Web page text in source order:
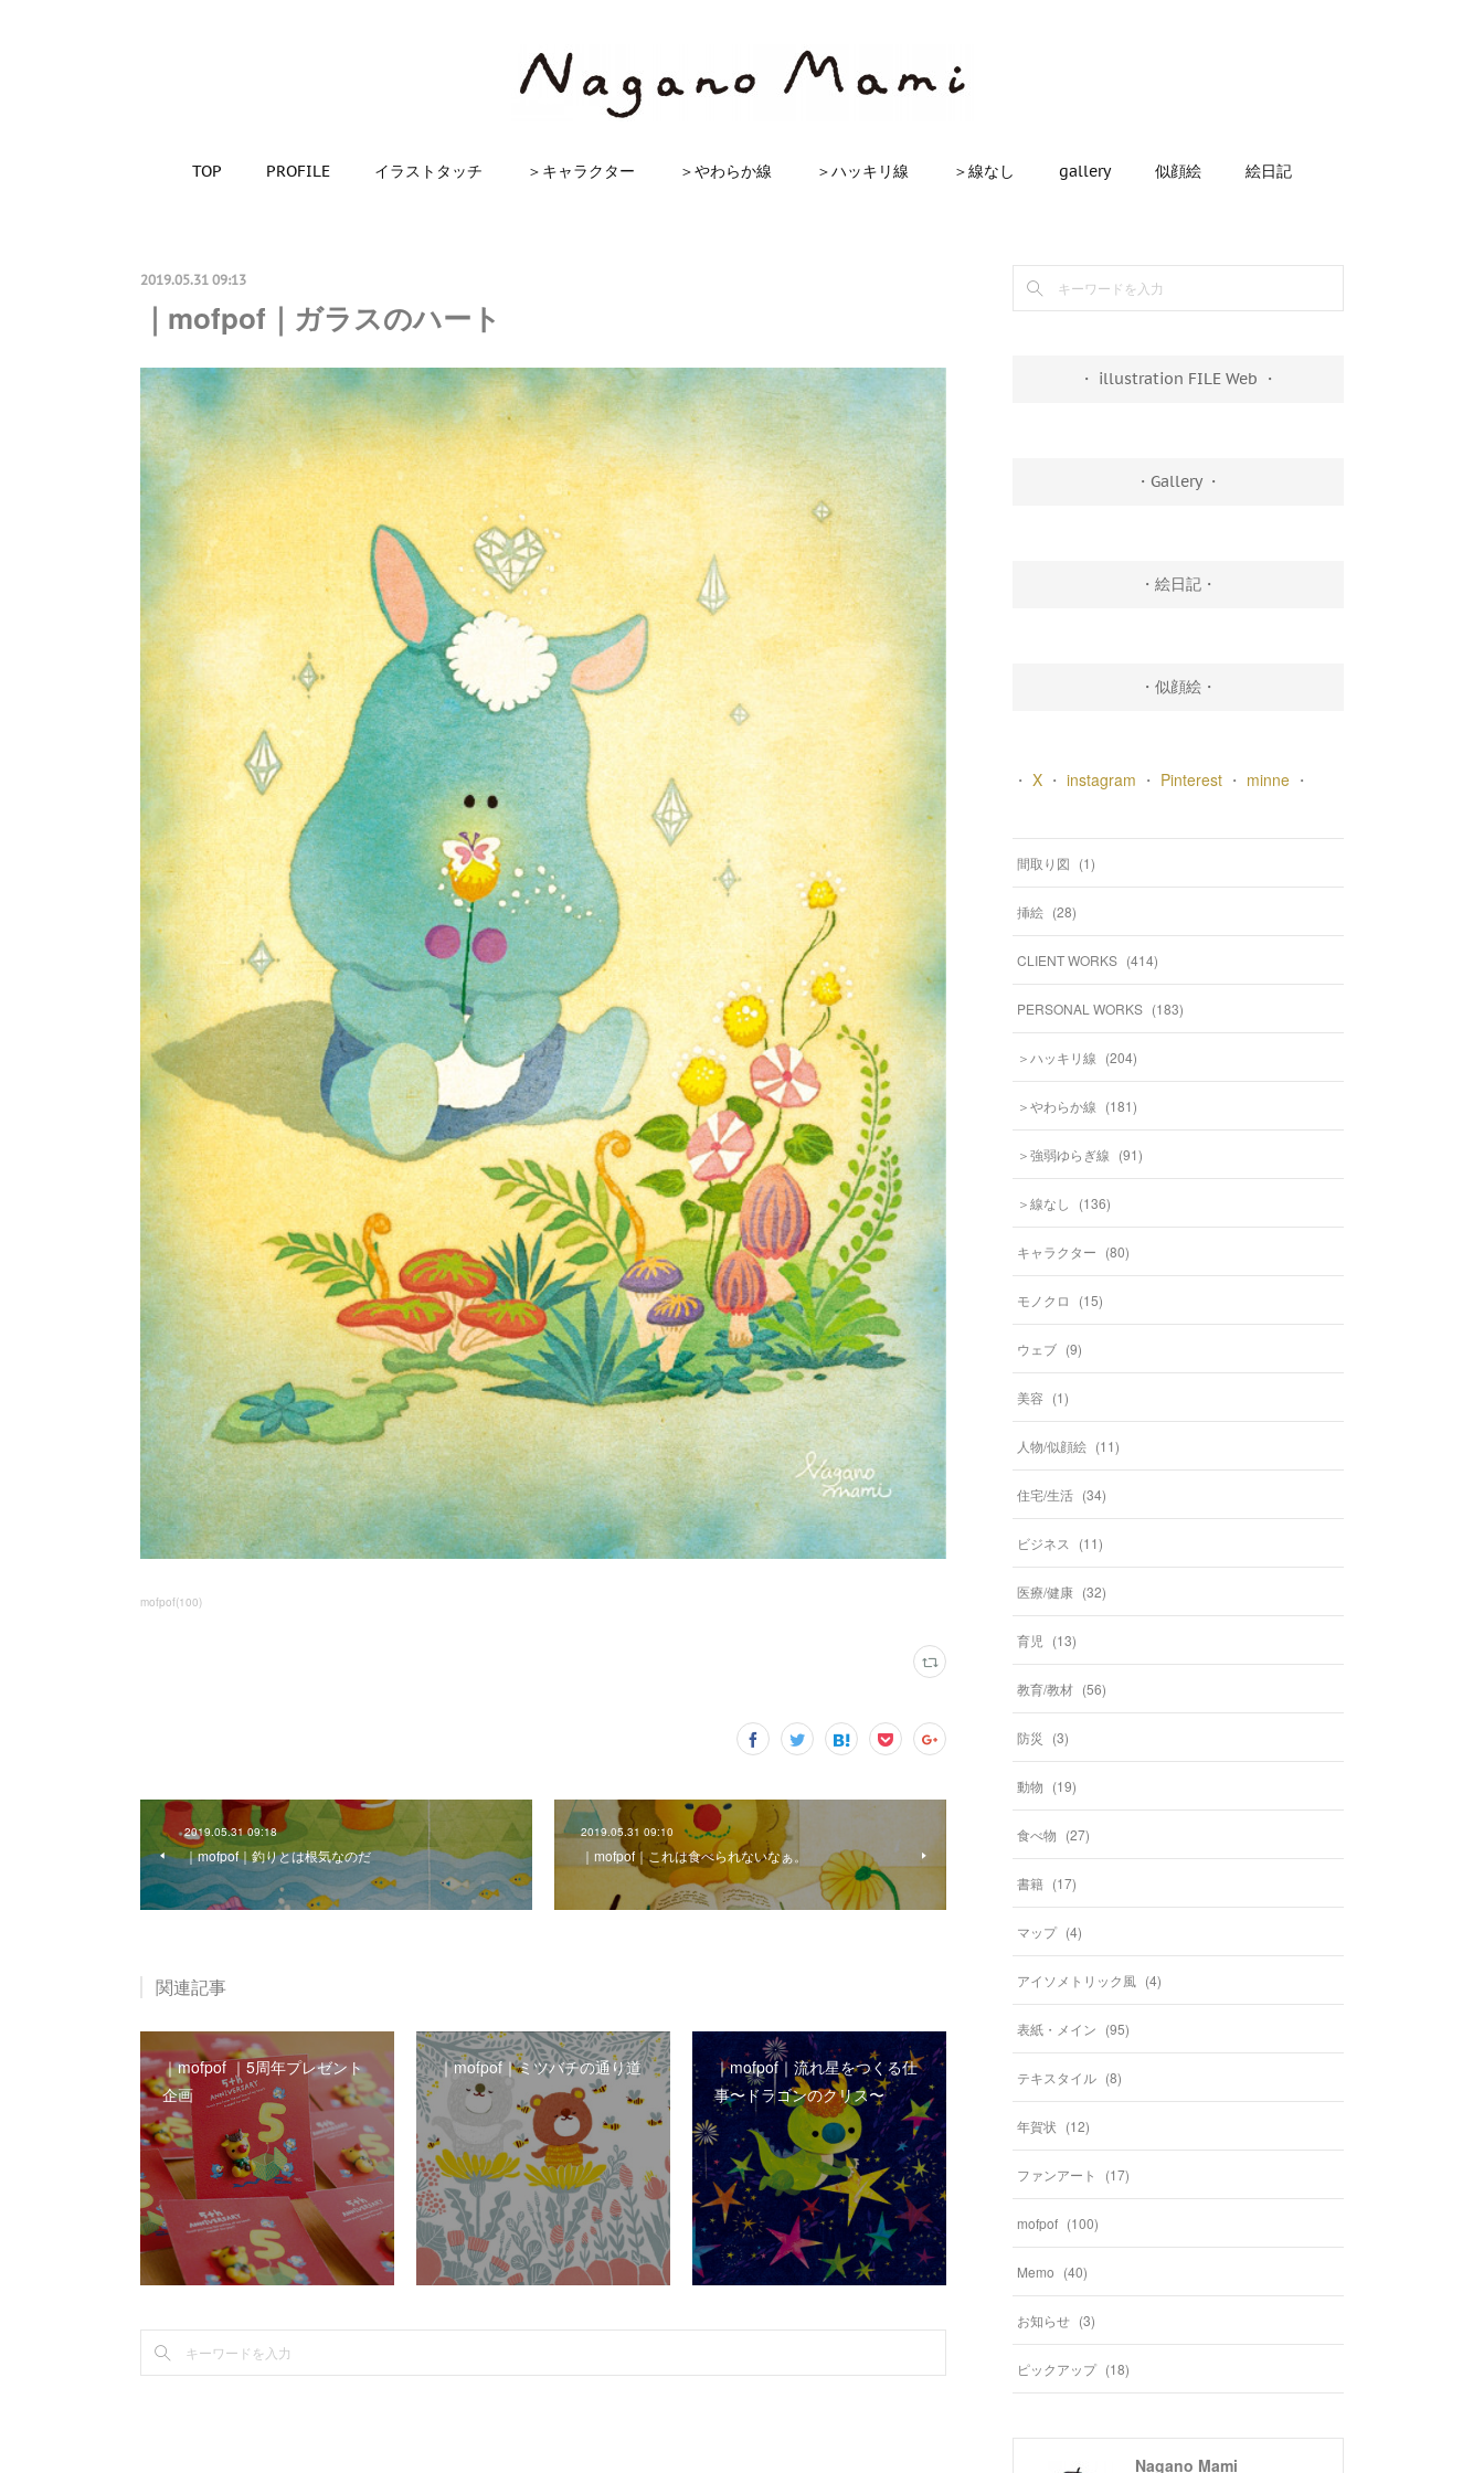
TOP PROFILE イラストタッチ ＞キャラクター ＞やわらか線 ＞ハッキリ線 ＞線なし gallery 似顔絵 絵日記
2019.05.31 09:13
｜mofpof｜ガラスのハート
mofpof(100)
2019.05.31 09:18
｜mofpof｜釣りとは根気なのだ
2019.05.31 09:10
｜mofpof｜これは食べられないなぁ。
関連記事
｜mofpof ｜5周年プレゼント
企画
｜mofpof｜ミツバチの通り道
｜mofpof｜流れ星をつくる仕
事〜ドラゴンのクリス〜
・ illustration FILE Web ・
・Gallery ・
・絵日記・
・似顔絵・
・ X ・ instagram ・ Pinterest ・ minne ・
間取り図 (1)
挿絵 (28)
CLIENT WORKS (414)
PERSONAL WORKS (183)
＞ハッキリ線 (204)
＞やわらか線 (181)
＞強弱ゆらぎ線 (91)
＞線なし (136)
キャラクター (80)
モノクロ (15)
ウェブ (9)
美容 (1)
人物/似顔絵 (11)
住宅/生活 (34)
ビジネス (11)
医療/健康 (32)
育児 (13)
教育/教材 (56)
防災 (3)
動物 (19)
食べ物 (27)
書籍 (17)
マップ (4)
アイソメトリック風 (4)
表紙・メイン (95)
テキスタイル (8)
年賀状 (12)
ファンアート (17)
mofpof (100)
Memo (40)
お知らせ (3)
ピックアップ (18)
Nagano Mami